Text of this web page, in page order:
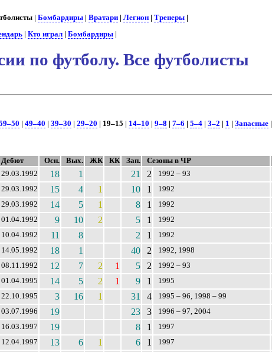
| Бомбардиры| Вратари| Легион| Тренеры|
| Кто играл| Бомбардиры|
по футболу. Все футболисты
| 49–40 | 39–30 | 29–20 | 19–15 | 14–10 | 9–8 | 7–6 | 5–4| 3–2 | 1 | Запасные|
Дебют Осн. Вых. ЖК КК Зап. Сезоны в ЧР
29.03.1992 18 1 21 2 1992 – 93
29.03.1992 15 4 1 10 1 1992
29.03.1992 14 5 1 8 1 1992
01.04.1992 9 10 2 5 1 1992
10.04.1992 11 8 2 1 1992
14.05.1992 18 1 40 2 1992, 1998
08.11.1992 12 7 2 1 5 2 1992 – 93
01.04.1995 14 5 2 1 9 1 1995
22.10.1995 3 16 1 31 4 1995 – 96, 1998 – 99
03.07.1996 19 23 3 1996 – 97, 2004
16.03.1997 19 8 1 1997
12.04.1997 13 6 1 6 1 1997